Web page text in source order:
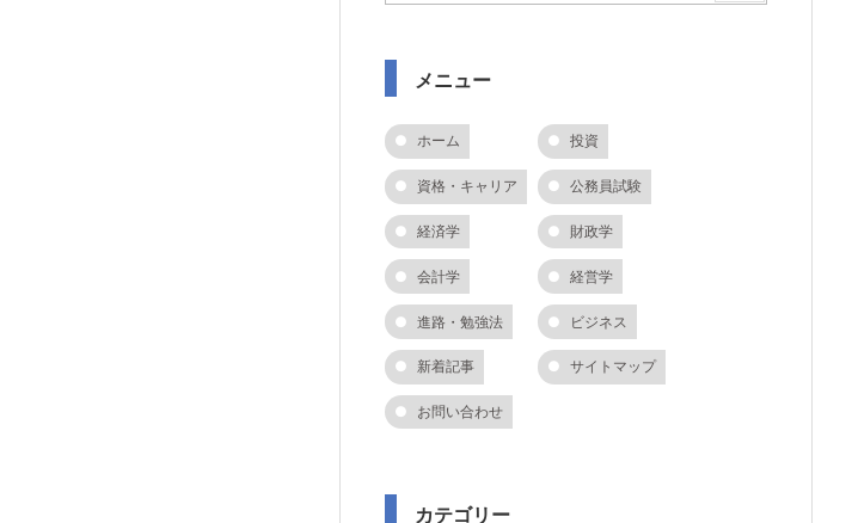
メニュー
ホーム 投資
資格・キャリア 公務員試験
経済学 財政学
会計学 経営学
進路・勉強法 ビジネス
新着記事 サイトマップ
お問い合わせ
カテゴリー